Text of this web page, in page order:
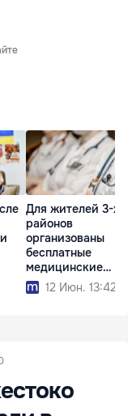
Для жителей 3-х
районов
организованы
бесплатные
медицинские
консультации
12 Июн. 13:42